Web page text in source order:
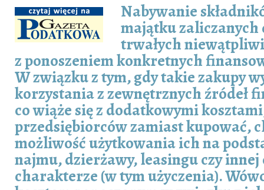
Nabywanie
majątku zaliczanych
trwałych
z ponoszeniem konkretnych
W związku z tym, gdy takie zakupy
korzystania z zewnętrznych źródeł
co wiąże się z dodatkowymi
przedsiębiorców zamiast kupować,
możliwość użytkowania ich na
najmu, dzierżawy, leasingu czy innej
charakterze (w tym użyczenia).